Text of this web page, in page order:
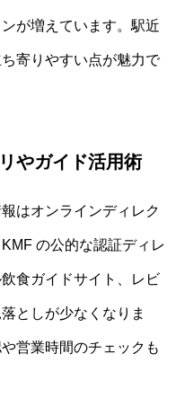
が増えています。駅近
寄りやすい点が魅力で
やガイド活用術
はオンラインディレク
の公的な認証ディレ
食ガイドサイト、レビ
としが少なくなりま
営業時間のチェックも